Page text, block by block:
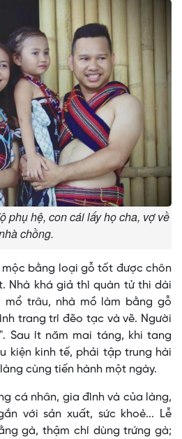
phụ hệ, con cái lấy họ cha, vợ về
chồng.
bằng loại gỗ tốt được chôn
Nhà khá giả thì quàn tử thi dài
mổ trâu, nhà mồ làm bằng gỗ
trang trí đẽo tạc và vẽ. Người
Sau ít năm mai táng, khi tang
kiện kinh tế, phải tập trung hài
cùng tiến hành một ngày.
cá nhân, gia đình và của làng,
với sản xuất, sức khoẻ... Lễ
gà, thậm chí dùng trứng gà;